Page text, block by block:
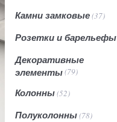
Камни замковые(37)
Розетки и барельефы
Декоративные
элементы(79)
Колонны(52)
Полуколонны(78)